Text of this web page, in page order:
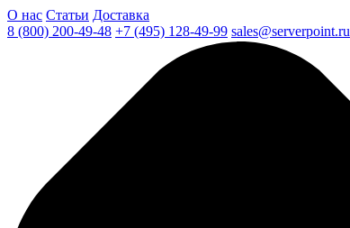
О нас Статьи Доставка
8 (800) 200-49-48 +7 (495) 128-49-99 sales@serverpoint.ru